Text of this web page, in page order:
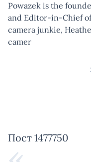
Powazek is the
and Editor-in-Chief
camera junkie,
camer
Пост 1477750